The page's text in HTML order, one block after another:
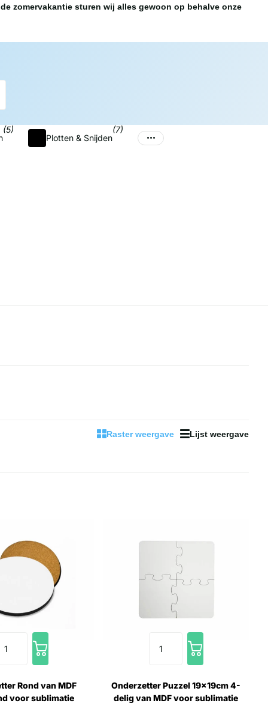
zomervakantie sturen wij alles gewoon op behalve onze
(5)
Plotten & Snijden
(7)
Raster weergave Lijst weergave
Rond van MDF
voor sublimatie
Onderzetter Puzzel 19x19cm 4-
delig van MDF voor sublimatie